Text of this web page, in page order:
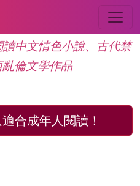
中文情色小說、古代禁
倫文學作品
合成年人閱讀！